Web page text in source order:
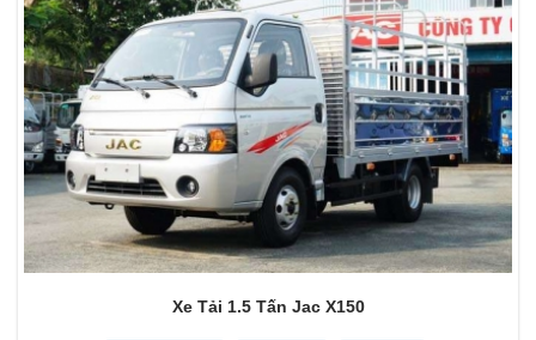
Xe Tải 1.5 Tấn Jac X150